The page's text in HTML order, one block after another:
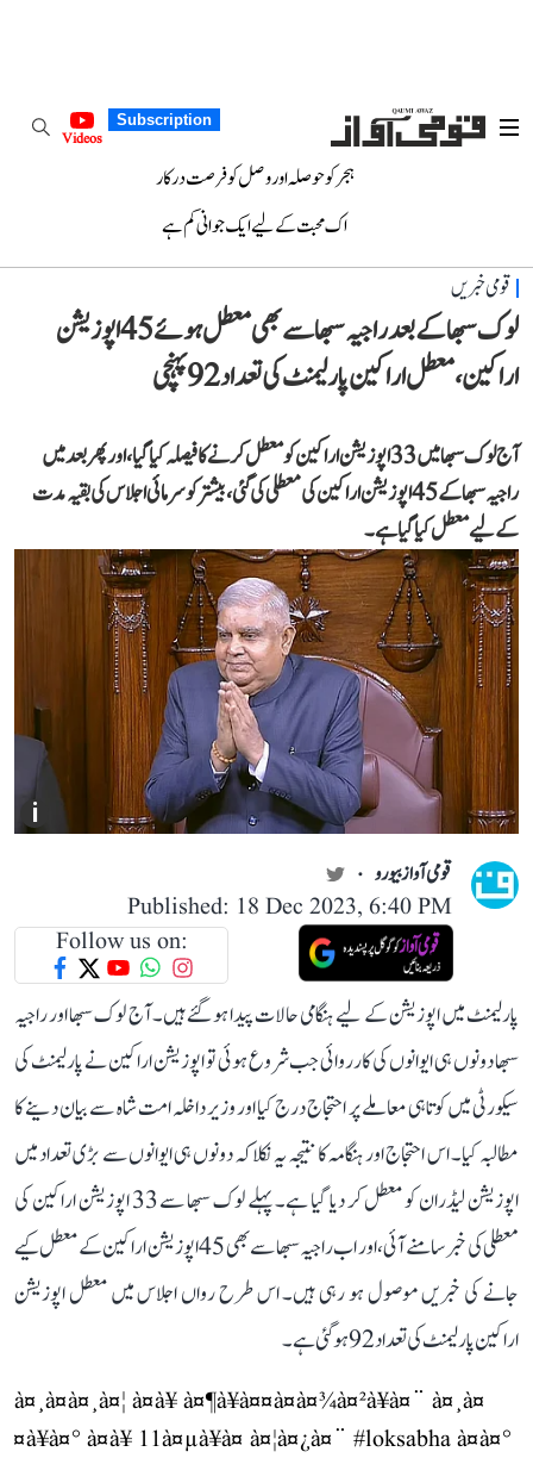
Subscription
Videos
ہجر کو حوصلہ اور وصل کو فرصت درکار
اک محبت کے لیے ایک جوانی کم ہے
قومی خبریں
لوک سبھا کے بعد راجیہ سبھا سے بھی معطل ہوئے 45 اپوزیشن
اراکین، معطل اراکین پارلیمنٹ کی تعداد 92 پہنچی
آج لوک سبھا میں 33 اپوزیشن اراکین کو معطل کرنے کا فیصلہ کیا گیا، اور پھر بعد میں
راجیہ سبھا کے 45 اپوزیشن اراکین کی معطلی کی گئی، بیشتر کو سرمائی اجلاس کی بقیہ مدت
کے لیے معطل کیا گیا ہے۔
i
قومی آواز بیورو
Published: 18 Dec 2023, 6:40 PM
Follow us on:
پارلیمنٹ میں اپوزیشن کے لیے ہنگامی حالات پیدا ہو گئے ہیں۔ آج لوک سبھا اور راجیہ
سبھا دونوں ہی ایوانوں کی کارروائی جب شروع ہوئی تو اپوزیشن اراکین نے پارلیمنٹ کی
سیکورٹی میں کوتاہی معاملے پر احتجاج درج کیا اور وزیر داخلہ امت شاہ سے بیان دینے کا
مطالبہ کیا۔ اس احتجاج اور ہنگامہ کا نتیجہ یہ نکلا کہ دونوں ہی ایوانوں سے بڑی تعداد میں
اپوزیشن لیڈران کو معطل کر دیا گیا ہے۔ پہلے لوک سبھا سے 33 اپوزیشن اراکین کی
معطلی کی خبر سامنے آئی، اور اب راجیہ سبھا سے بھی 45 اپوزیشن اراکین کے معطل کیے
جانے کی خبریں موصول ہو رہی ہیں۔ اس طرح رواں اجلاس میں معطل اپوزیشن
اراکین پارلیمنٹ کی تعداد 92 ہو گئی ہے۔
à¤¸à¤à¤¸à¤¦ à¤à¥ à¤¶à¥à¤¤à¤à¤¾à¤²à¥à¤¨ à¤¸à¤
¤à¥à¤° à¤à¥ 11à¤µà¥à¤ à¤¦à¤¿à¤¨ #loksabhaà¤à¤°